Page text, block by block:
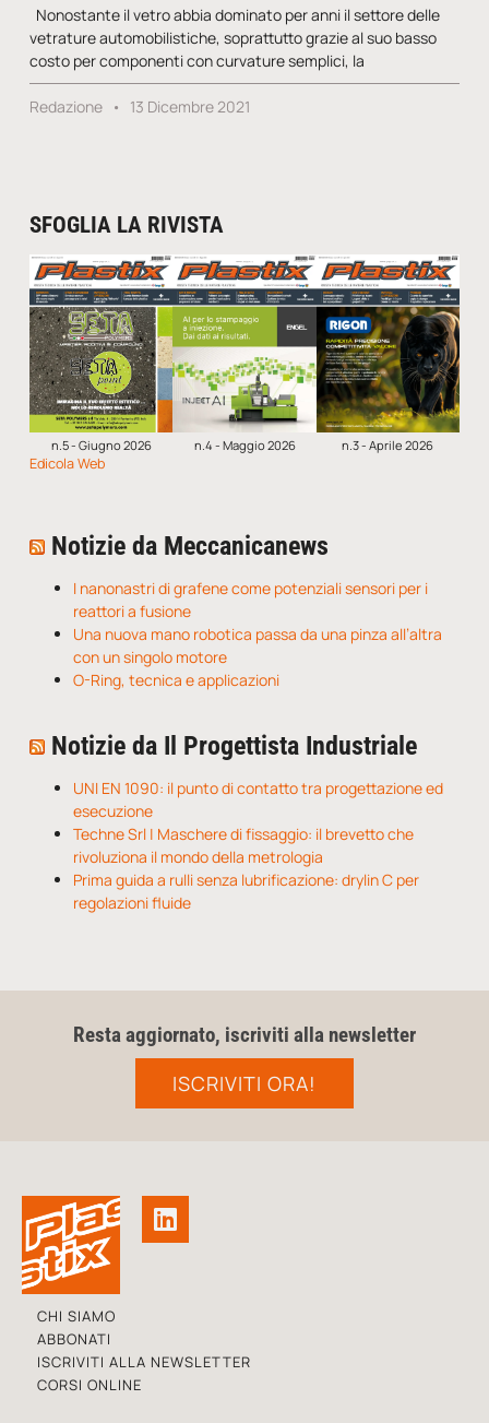
Nonostante il vetro abbia dominato per anni il settore delle
vetrature automobilistiche, soprattutto grazie al suo basso
costo per componenti con curvature semplici, la
Redazione 13 Dicembre 2021
SFOGLIA LA RIVISTA
n.5 - Giugno 2026 n.4 - Maggio 2026 n.3 - Aprile 2026
Edicola Web
Notizie da Meccanicanews
I nanonastri di grafene come potenziali sensori per i
reattori a fusione
Una nuova mano robotica passa da una pinza all’altra
con un singolo motore
O-Ring, tecnica e applicazioni
Notizie da Il Progettista Industriale
UNI EN 1090: il punto di contatto tra progettazione ed
esecuzione
Techne Srl | Maschere di fissaggio: il brevetto che
rivoluziona il mondo della metrologia
Prima guida a rulli senza lubrificazione: drylin C per
regolazioni fluide
Resta aggiornato, iscriviti alla newsletter
ISCRIVITI ORA!
CHI SIAMO
ABBONATI
ISCRIVITI ALLA NEWSLETTER
CORSI ONLINE